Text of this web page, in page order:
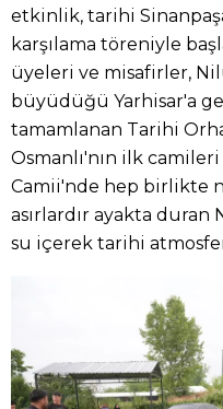
etkinlik, tarihi
karşılama töreniyle
üyeleri ve misafirler,
büyüdüğü Yarhisar'a
tamamlanan Tarihi
Osmanlı'nın ilk
Camii'nde hep birlikte
asırlardır ayakta
su içerek tarihi